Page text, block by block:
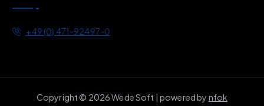
+49 (0) 471-92497-0
Copyright © 2026 Wede Soft | powered by nfok